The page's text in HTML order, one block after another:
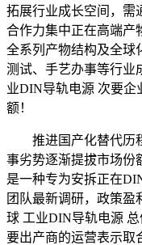
拓展行业成长空间，需
合作力集中正在高端产
全系列产物结构及全球
测试、手艺办事等行业
业DIN导轨电源 次要企
额！
推进国产化替代历程
事劣势逐渐提拔市场份
是一种专为安拆正在
团队最新调研，政策
球 工业DIN导轨电源
要出产商的运营表示取